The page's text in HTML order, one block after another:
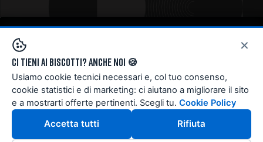
Copyright © 2024 . All rights reserved
×
Ci tieni ai biscotti? Anche noi 🍪
Usiamo cookie tecnici necessari e, col tuo consenso,
cookie statistici e di marketing: ci aiutano a migliorare il sito
e a mostrarti offerte pertinenti. Scegli tu. Cookie Policy
Accetta tutti Rifiuta